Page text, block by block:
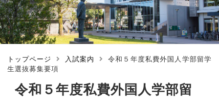
トップページ 入試案内
令和５年度私費外国人学部留学
生選抜募集要項
令和５年度私費外国人学部留